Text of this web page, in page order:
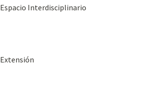
Espacio Interdisciplinario
Extensión